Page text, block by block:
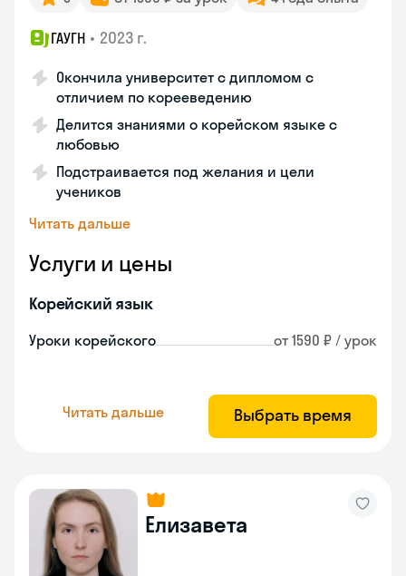
ГАУГН • 2023 г.
Окончила университет с дипломом с
отличием по корееведению
Делится знаниями о корейском языке с
любовью
Подстраивается под желания и цели
учеников
Читать дальше
Услуги и цены
Корейский язык
Уроки корейского от 1590 ₽ / урок
Читать дальше Выбрать время
Елизавета